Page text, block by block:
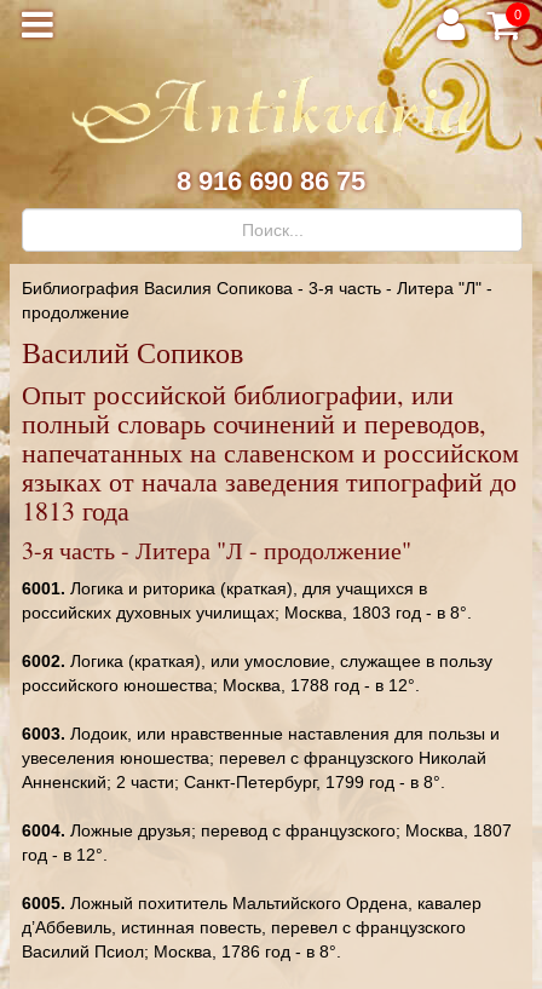
0
8 916 690 86 75
Библиография Василия Сопикова - 3-я часть - Литера "Л" -
продолжение
Василий Сопиков
Опыт российской библиографии, или
полный словарь сочинений и переводов,
напечатанных на славенском и российском
языках от начала заведения типографий до
1813 года
3-я часть - Литера "Л - продолжение"
6001. Логика и риторика (краткая), для учащихся в
российских духовных училищах; Москва, 1803 год - в 8°.
6002. Логика (краткая), или умословие, служащее в пользу
российского юношества; Москва, 1788 год - в 12°.
6003. Лодоик, или нравственные наставления для пользы и
увеселения юношества; перевел с французского Николай
Анненский; 2 части; Санкт-Петербург, 1799 год - в 8°.
6004. Ложные друзья; перевод с французского; Москва, 1807
год - в 12°.
6005. Ложный похититель Мальтийского Ордена, кавалер
д’Аббевиль, истинная повесть, перевел с французского
Василий Псиол; Москва, 1786 год - в 8°.